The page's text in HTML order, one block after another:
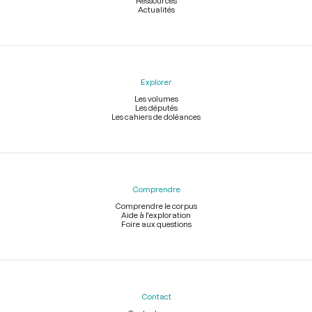
Actualités
Explorer
Les volumes
Les députés
Les cahiers de doléances
Comprendre
Comprendre le corpus
Aide à l'exploration
Foire aux questions
Contact